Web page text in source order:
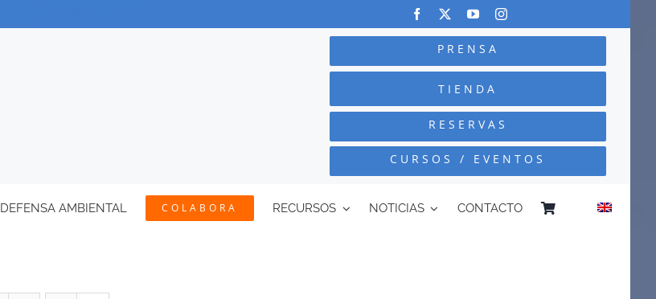
PRENSA
TIENDA
RESERVAS
CURSOS / EVENTOS
DEFENSA AMBIENTAL COLABORA RECURSOS NOTICIAS CONTACTO